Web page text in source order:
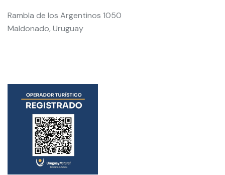
Rambla de los Argentinos 1050
Maldonado, Uruguay